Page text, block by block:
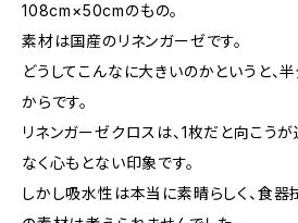
108cm×50cmのもの。
素材は国産のリネンガーゼです。
どうしてこんなに大きいのかというと、
からです。
リネンガーゼクロスは、1枚だと向こうが
なく心もとない印象です。
しかし吸水性は本当に素晴らしく、食器